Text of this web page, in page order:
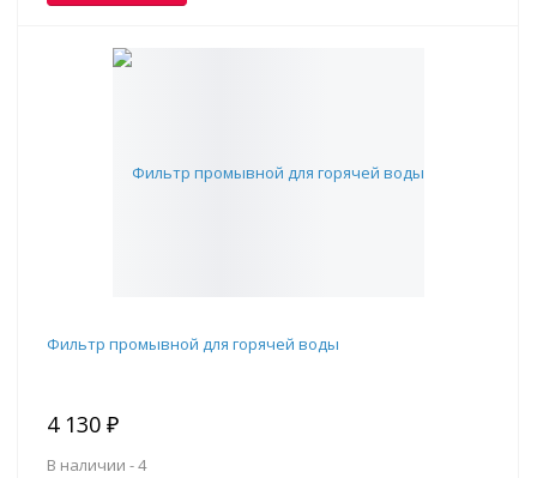
Фильтр промывной для горячей воды
4 130 ₽
В наличии -4